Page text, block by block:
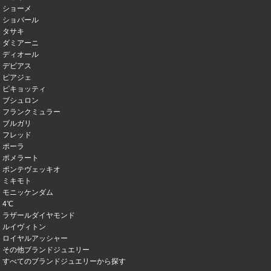
ショーメ
ショパール
タサキ
ダミアーニ
ディオール
デビアス
ピアジェ
ピキョッティ
ブシュロン
フランクミュラー
ブルガリ
フレッド
ポーラ
ポメラート
ポンテヴェッキオ
ミキモト
モニッケンダム
4℃
ラザールダイヤモンド
ルイヴィトン
ロイヤルアッシャー
その他ブランドジュエリー
すべてのブランドジュエリーから探す